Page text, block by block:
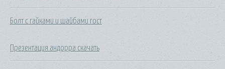
Болт с гайками и шайбами гост
Презентация андорра скачать